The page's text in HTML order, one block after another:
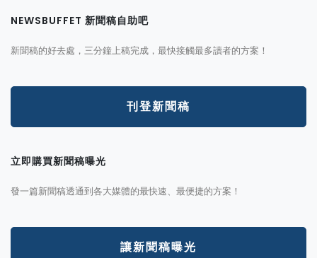
NEWSBUFFET 新聞稿自助吧
新聞稿的好去處，三分鐘上稿完成，最快接觸最多讀者的方案！
刊登新聞稿
立即購買新聞稿曝光
發一篇新聞稿透通到各大媒體的最快速、最便捷的方案！
讓新聞稿曝光